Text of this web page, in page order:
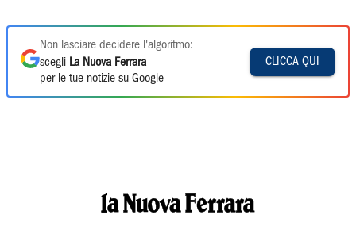
Non lasciare decidere l'algoritmo:
scegli La Nuova Ferrara
per le tue notizie su Google
CLICCA QUI